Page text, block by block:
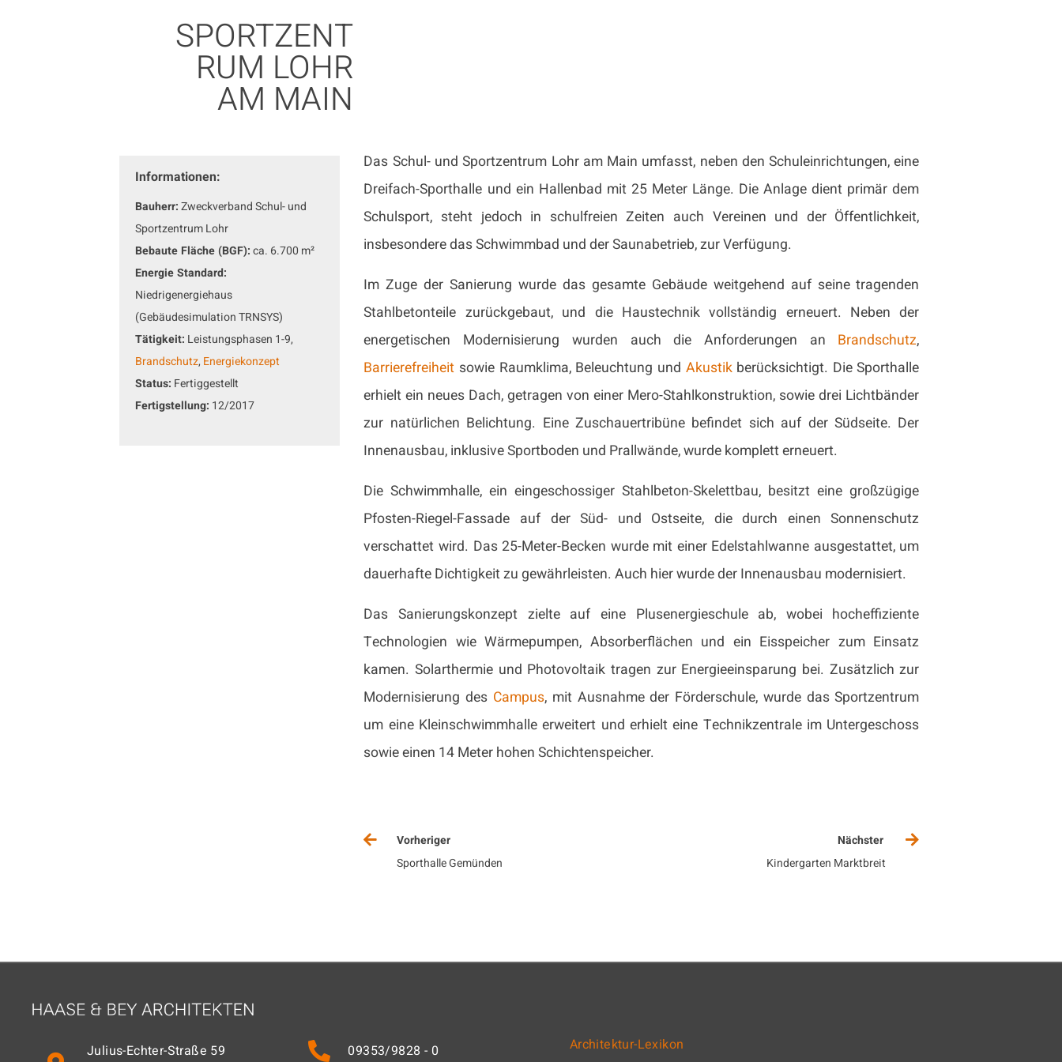
SPORTZENT
RUM LOHR
AM MAIN
Informationen:
Bauherr:Zweckverband Schul- und
Sportzentrum Lohr
Bebaute Fläche (BGF):ca. 6.700 m²
Energie Standard:
Niedrigenergiehaus
(Gebäudesimulation TRNSYS)
Tätigkeit: Leistungsphasen 1-9,
Brandschutz, Energiekonzept
Status: Fertiggestellt
Fertigstellung: 12/2017
Das Schul- und Sportzentrum Lohr am Main umfasst, neben den Schuleinrichtungen, eine
Dreifach-Sporthalle und ein Hallenbad mit 25 Meter Länge. Die Anlage dient primär dem
Schulsport, steht jedoch in schulfreien Zeiten auch Vereinen und der Öffentlichkeit,
insbesondere das Schwimmbad und der Saunabetrieb, zur Verfügung.
Im Zuge der Sanierung wurde das gesamte Gebäude weitgehend auf seine tragenden
Stahlbetonteile zurückgebaut, und die Haustechnik vollständig erneuert. Neben der
energetischen Modernisierung wurden auch die Anforderungen an Brandschutz,
Barrierefreiheit sowie Raumklima, Beleuchtung und Akustikberücksichtigt. Die Sporthalle
erhielt ein neues Dach, getragen von einer Mero-Stahlkonstruktion, sowie drei Lichtbänder
zur natürlichen Belichtung. Eine Zuschauertribüne befindet sich auf der Südseite. Der
Innenausbau, inklusive Sportboden und Prallwände, wurde komplett erneuert.
Die Schwimmhalle, ein eingeschossiger Stahlbeton-Skelettbau, besitzt eine großzügige
Pfosten-Riegel-Fassade auf der Süd- und Ostseite, die durch einen Sonnenschutz
verschattet wird. Das 25-Meter-Becken wurde mit einer Edelstahlwanne ausgestattet, um
dauerhafte Dichtigkeit zu gewährleisten. Auch hier wurde der Innenausbau modernisiert.
Das Sanierungskonzept zielte auf eine Plusenergieschule ab, wobei hocheffiziente
Technologien wie Wärmepumpen, Absorberflächen und ein Eisspeicher zum Einsatz
kamen. Solarthermie und Photovoltaik tragen zur Energieeinsparung bei. Zusätzlich zur
Modernisierung des Campus, mit Ausnahme der Förderschule, wurde das Sportzentrum
um eine Kleinschwimmhalle erweitert und erhielt eine Technikzentrale im Untergeschoss
sowie einen 14 Meter hohen Schichtenspeicher.
Vorheriger
Sporthalle Gemünden
Nächster
Kindergarten Marktbreit
Julius-Echter-Straße 59 09353/9828 - 0
Architektur-Lexikon